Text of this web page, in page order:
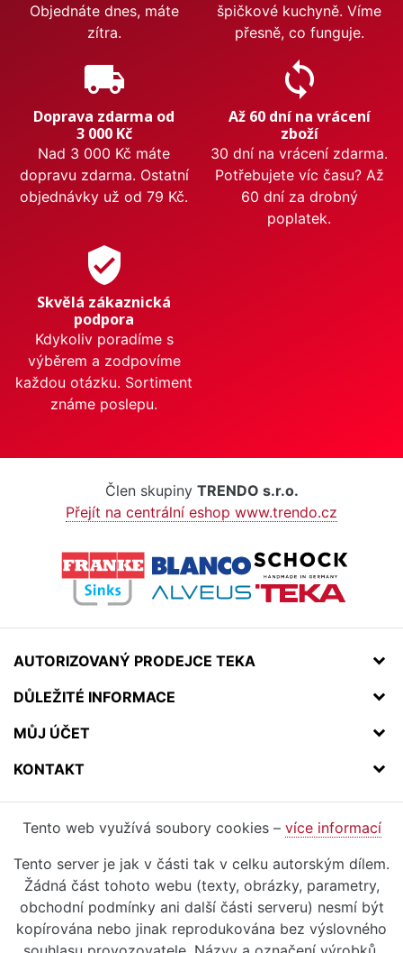
Objednáte dnes, máte
zítra.
špičkové kuchyně. Víme
přesně, co funguje.
local_shipping
Doprava zdarma od
3 000 Kč
Nad 3 000 Kč máte
dopravu zdarma. Ostatní
objednávky už od 79 Kč.
sync
Až 60 dní na vrácení
zboží
30 dní na vrácení zdarma.
Potřebujete víc času? Až
60 dní za drobný
poplatek.
verified_user
Skvělá zákaznická
podpora
Kdykoliv poradíme s
výběrem a zodpovíme
každou otázku. Sortiment
známe poslepu.
Člen skupiny TRENDO s.r.o.
Přejít na centrální eshop www.trendo.cz
AUTORIZOVANÝ PRODEJCE TEKA
DŮLEŽITÉ INFORMACE
MŮJ ÚČET
KONTAKT
Tento web využívá soubory cookies – více informací
Tento server je jak v části tak v celku autorským dílem.
Žádná část tohoto webu (texty, obrázky, parametry,
obchodní podmínky ani další části serveru) nesmí být
kopírována nebo jinak reprodukována bez výslovného